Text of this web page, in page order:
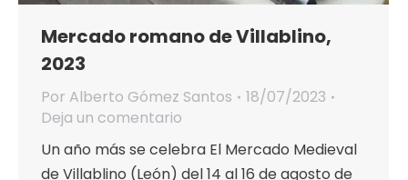
Mercado romano de Villablino,
2023
Por Alberto Gómez Santos
18/07/2023
Deja un comentario
Un año más se celebra El Mercado Medieval
de Villablino (León) del 14 al 16 de agosto de